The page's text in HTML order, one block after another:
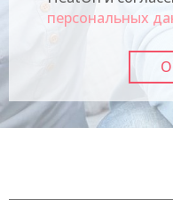
персональных